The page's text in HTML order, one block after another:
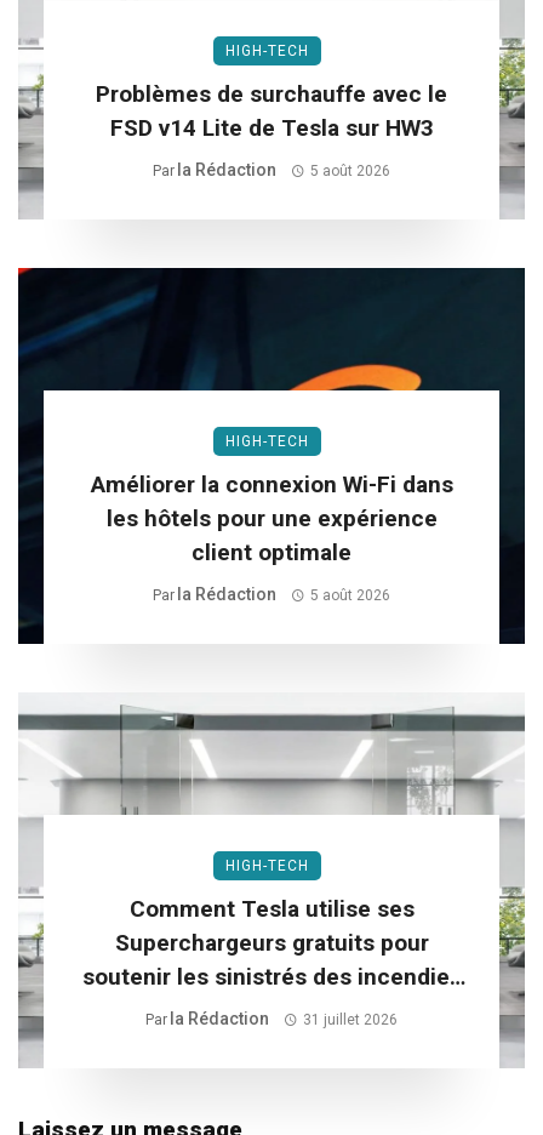
HIGH-TECH
Problèmes de surchauffe avec le
FSD v14 Lite de Tesla sur HW3
Par La Rédaction 5 août 2026
HIGH-TECH
Améliorer la connexion Wi-Fi dans
les hôtels pour une expérience
client optimale
Par La Rédaction 5 août 2026
HIGH-TECH
Comment Tesla utilise ses
Superchargeurs gratuits pour
soutenir les sinistrés des incendies
dans le Sud-Ouest
Par La Rédaction 31 juillet 2026